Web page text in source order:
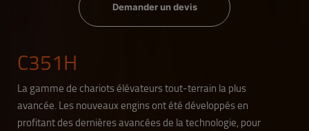
Demander un devis
C351H
La gamme de chariots élévateurs tout-terrain la plus
avancée. Les nouveaux engins ont été développés en
profitant des dernières avancées de la technologie, pour